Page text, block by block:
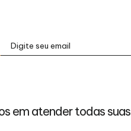
em atender todas suas